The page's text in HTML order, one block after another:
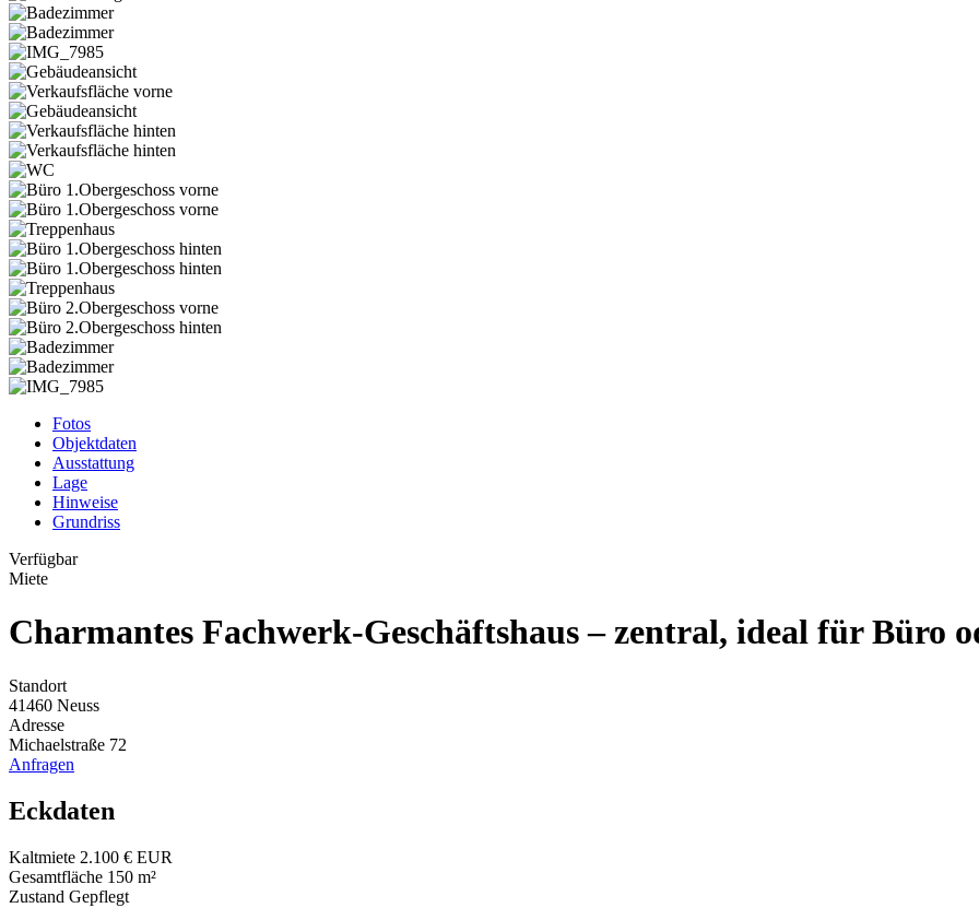
Fotos
Objektdaten
Ausstattung
Lage
Hinweise
Grundriss
Verfügbar
Miete
Charmantes Fachwerk-Geschäftshaus – zentral, ideal für Büro
Standort
41460 Neuss
Adresse
Michaelstraße 72
Anfragen
Eckdaten
Kaltmiete 2.100 € EUR
Gesamtfläche 150 m²
Zustand Gepflegt